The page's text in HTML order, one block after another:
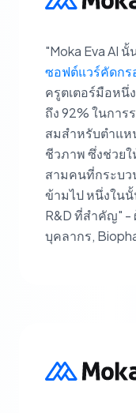
"Moka Eva AI
ซอฟต์แวร์คัดกร
ครูตเตอร์มือหนึ่
ถึง 92% ในกา
สมสำหรับตำแห
ชีวภาพ ซึ่งช่วย
สามคนที่กระบว
ข้ามไป หนึ่งใน
R&D ที่สำคัญ" -
บุคลากร,